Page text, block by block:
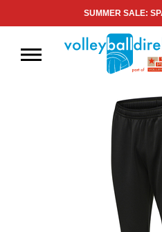
SUMMER SALE: